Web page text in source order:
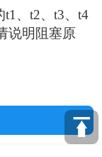
、t2、t3、t4
说明阻塞原